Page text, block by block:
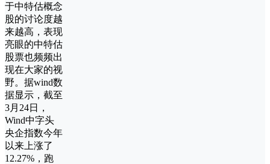
于中特估概念
股的讨论度越
来越高，表现
亮眼的中特估
股票也频频出
现在大家的视
野。据wind数
据显示，截至
3月24日，
Wind中字头
央企指数今年
以来上涨了
12.27%，跑